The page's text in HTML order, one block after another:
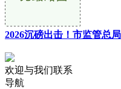
2026沉磅出击！市监管总
欢迎与我们联系
导航